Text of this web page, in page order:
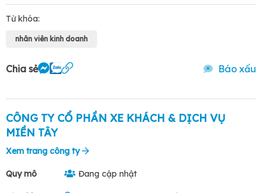
Từ khóa:
nhân viên kinh doanh
Chia sẻ Báo xấu
CÔNG TY CỔ PHẦN XE KHÁCH & DỊCH VỤ
MIỀN TÂY
Xem trang công ty
Quy mô Đang cập nhật